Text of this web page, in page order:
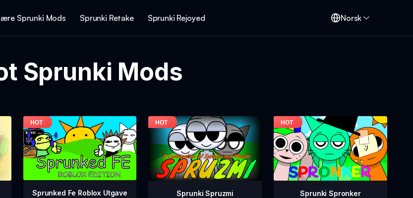
Sprunki Mods Sprunki Retake Sprunki Rejoyed Norsk
Sprunki Mods
Sprunked Fe Roblox Utgave Sprunki Spruzmi Sprunki Spronker